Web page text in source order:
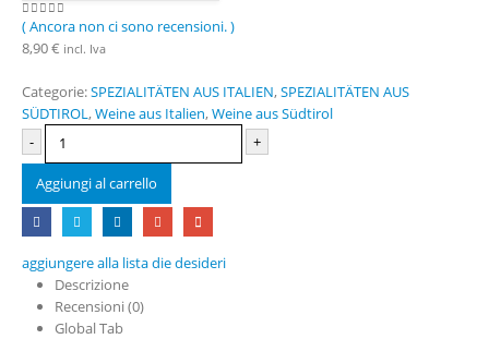
0 Di 5
( Ancora non ci sono recensioni. )
8,90€ incl. Iva
Categorie:SPEZIALITÄTEN AUS ITALIEN,SPEZIALITÄTEN AUS
SÜDTIROL ,Weine aus Italien,Weine aus Südtirol
-
+
Aggiungi al carrello
aggiungere alla lista die desideri
Descrizione
Recensioni (0)
Global Tab